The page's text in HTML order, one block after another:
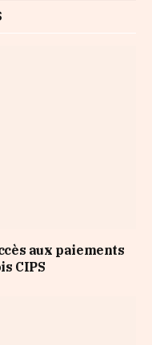
aux paiements
CIPS